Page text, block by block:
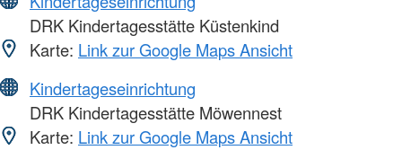
DRK Kindertagesstätte Küstenkind
Karte: Link zur Google Maps Ansicht
Kindertageseinrichtung
DRK Kindertagesstätte Möwennest
Karte: Link zur Google Maps Ansicht